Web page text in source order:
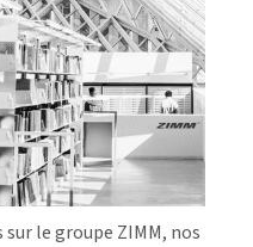
le groupe ZIMM, nos